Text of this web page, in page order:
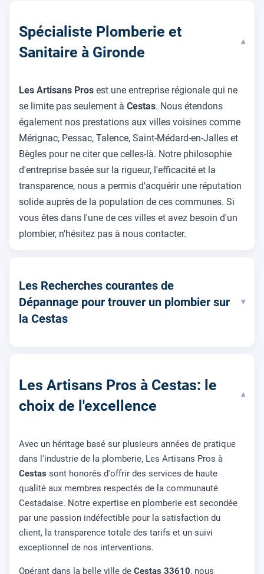
Spécialiste Plomberie et
Sanitaire à Gironde
▾
Les Artisans Pros est une entreprise régionale qui ne
se limite pas seulement à Cestas. Nous étendons
également nos prestations aux villes voisines comme
Mérignac, Pessac, Talence, Saint-Médard-en-Jalles et
Bègles pour ne citer que celles-là. Notre philosophie
d'entreprise basée sur la rigueur, l'efficacité et la
transparence, nous a permis d'acquérir une réputation
solide auprès de la population de ces communes. Si
vous êtes dans l'une de ces villes et avez besoin d'un
plombier, n'hésitez pas à nous contacter.
Les Recherches courantes de
Dépannage pour trouver un plombier sur
la Cestas
▾
Les Artisans Pros à Cestas: le
choix de l'excellence
▾
Avec un héritage basé sur plusieurs années de pratique
dans l'industrie de la plomberie, Les Artisans Pros à
Cestas sont honorés d'offrir des services de haute
qualité aux membres respectés de la communauté
Cestadaise. Notre expertise en plomberie est secondée
par une passion indéfectible pour la satisfaction du
client, la transparence totale des tarifs et un suivi
exceptionnel de nos interventions.
Opérant dans la belle ville de Cestas 33610, nous